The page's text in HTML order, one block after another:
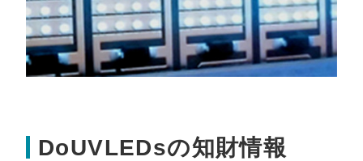
DoUVLEDsの知財情報